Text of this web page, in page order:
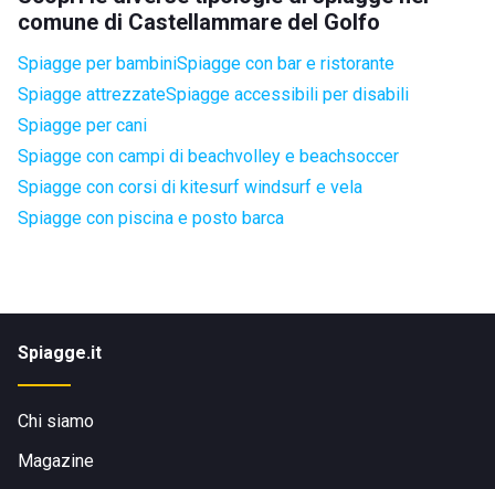
comune di Castellammare del Golfo
Spiagge per bambiniSpiagge con bar e ristorante
Spiagge attrezzateSpiagge accessibili per disabili
Spiagge per cani
Spiagge con campi di beachvolley e beachsoccer
Spiagge con corsi di kitesurf windsurf e vela
Spiagge con piscina e posto barca
Spiagge.it
Chi siamo
Magazine